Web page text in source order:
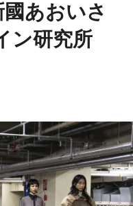
あおいさ
ン研究所